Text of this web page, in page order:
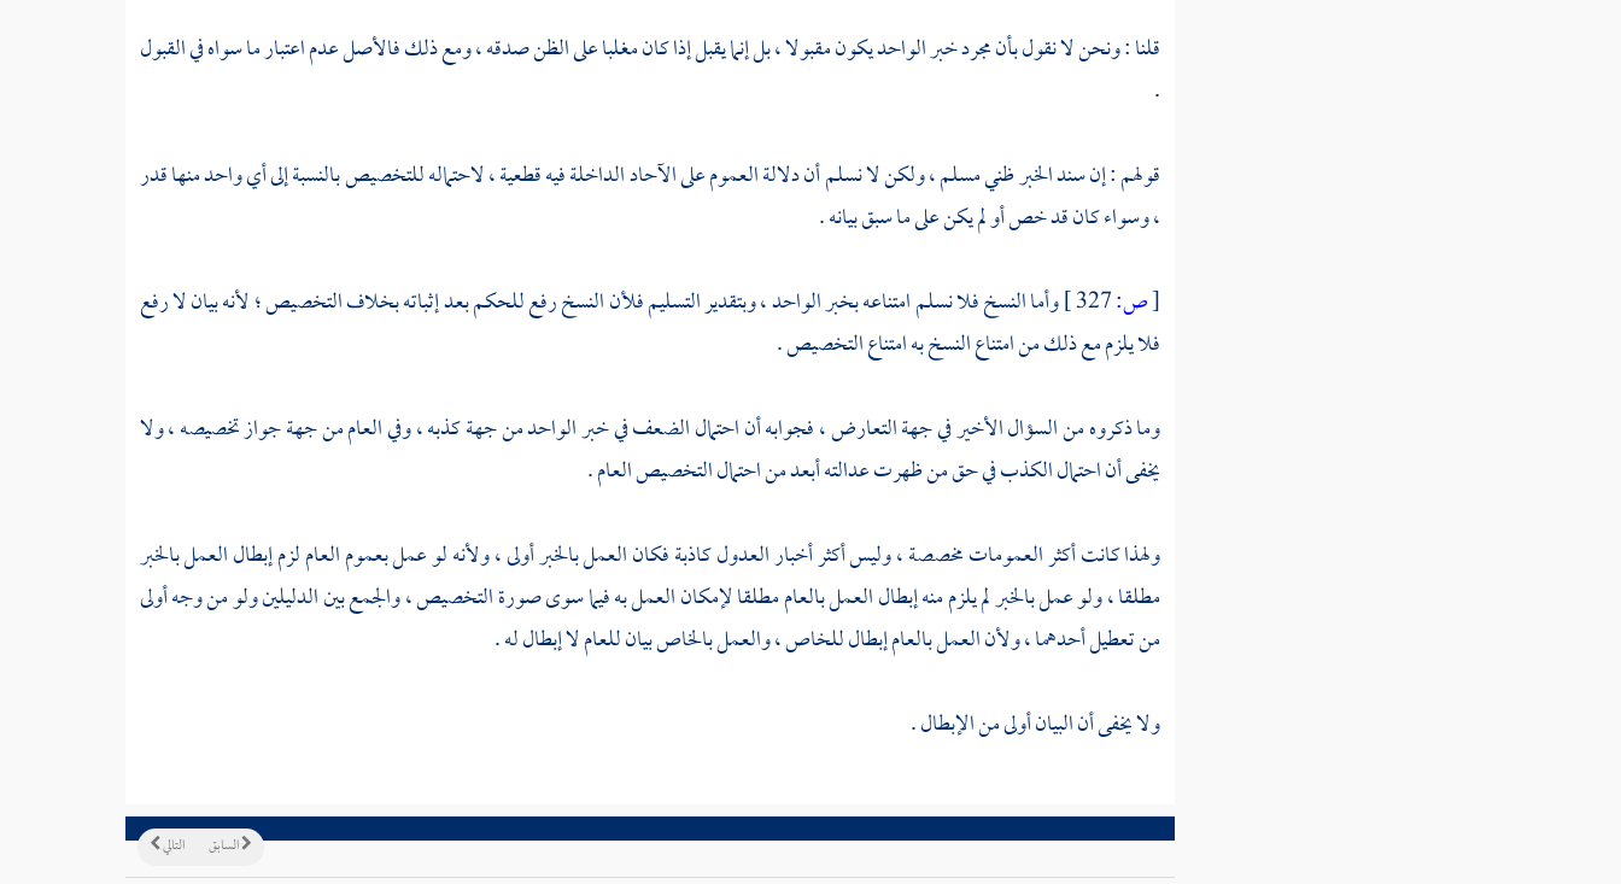
قلنا : ونحن لا نقول بأن مجرد خبر الواحد يكون مقبولا ، بل إنما يقبل إذا كان مغلبا على الظن صدقه ، ومع ذلك فالأصل عدم اعتبار ما سواه في القبول
.
قولهم : إن سند الخبر ظني مسلم ، ولكن لا نسلم أن دلالة العموم على الآحاد الداخلة فيه قطعية ، لاحتماله للتخصيص بالنسبة إلى أي واحد منها قدر
، وسواء كان قد خص أو لم يكن على ما سبق بيانه .
[ص:
وأما النسخ فلا نسلم امتناعه بخبر الواحد ، وبتقدير التسليم فلأن النسخ رفع للحكم بعد إثباته بخلاف التخصيص ؛ لأنه بيان لا رفع
فلا يلزم مع ذلك من امتناع النسخ به امتناع التخصيص .
وما ذكروه من السؤال الأخير في جهة التعارض ، فجوابه أن احتمال الضعف في خبر الواحد من جهة كذبه ، وفي العام من جهة جواز تخصيصه ، ولا
يخفى أن احتمال الكذب في حق من ظهرت عدالته أبعد من احتمال التخصيص العام .
ولهذا كانت أكثر العمومات مخصصة ، وليس أكثر أخبار العدول كاذبة فكان العمل بالخبر أولى ، ولأنه لو عمل بعموم العام لزم إبطال العمل بالخبر
مطلقا ، ولو عمل بالخبر لم يلزم منه إبطال العمل بالعام مطلقا لإمكان العمل به فيما سوى صورة التخصيص ، والجمع بين الدليلين ولو من وجه أولى
من تعطيل أحدهما ، ولأن العمل بالعام إبطال للخاص ، والعمل بالخاص بيان للعام لا إبطال له .
ولا يخفى أن البيان أولى من الإبطال .
التالي السابق